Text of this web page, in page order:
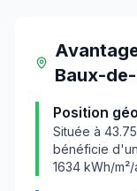
Baux-
Position
Située à 43.75
bénéficie
1634 kWh/